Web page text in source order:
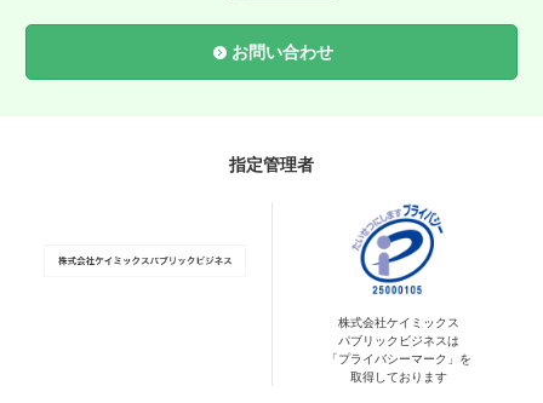
お問い合わせ
指定管理者
株式会社ケイミックス
パブリックビジネスは
「プライバシーマーク」を
取得しております